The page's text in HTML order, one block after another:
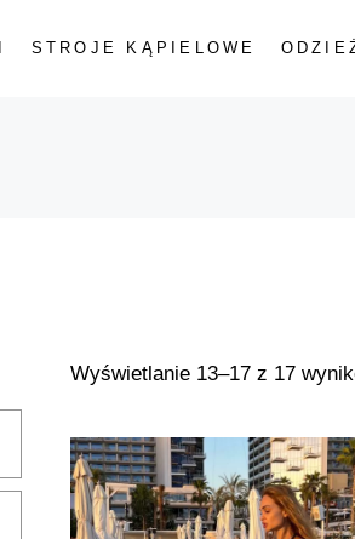
STROJE KĄPIELOWE
Wyświetlanie 13–17 z 17